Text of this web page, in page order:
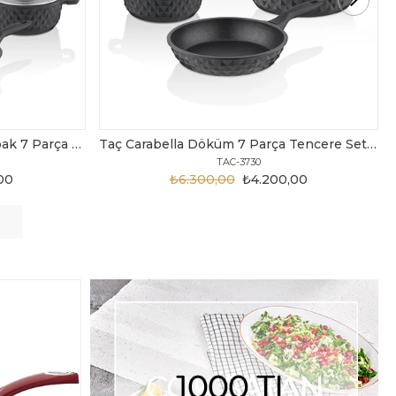
Taç Carabella Döküm 7 Parça Tencere Seti Siyah Taç Master Cook Tombik 7 Parça Tencere Seti Gri
TAC-3820
₺2.450,00
₺3.199,00